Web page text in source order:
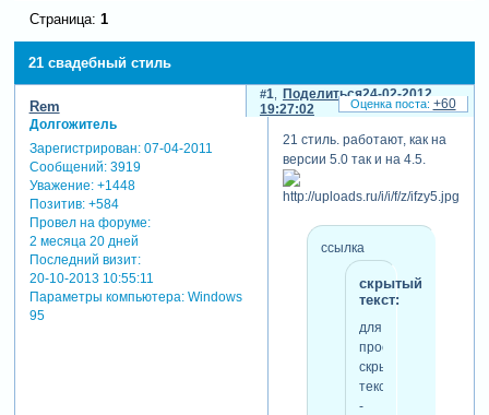
21 свадебный стиль
Страница: 1
Поделиться
1
24-02-2012
19:27:02
Rem
Долгожитель
Зарегистрирован: 07-04-2011
Сообщений:3919
Уважение: +1448
Позитив: +584
Провел на форуме:
2 месяца 20 дней
Последний визит:
20-10-2013 10:55:11
Параметры компьютера:Windows
95
21 стиль. работают, как на
версии 5.0 так и на 4.5.
ссылка
скрытый
текст:
для
просмотра
скрытого
текста
-
+60